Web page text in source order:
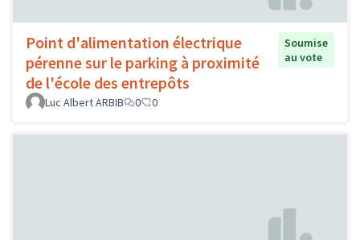
Point d'alimentation électrique
pérenne sur le parking à proximité
de l'école des entrepôts
Soumise
au vote
Luc Albert ARBIB 0 0